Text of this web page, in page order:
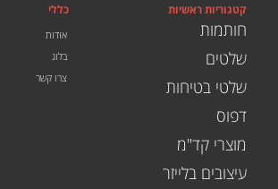
קטגוריות ראשיות
חותמות
שלטים
שלטי בטיחות
דפוס
מוצרי קד"מ
עיצובים בלייזר
כללי
אודות
בלוג
צרו קשר